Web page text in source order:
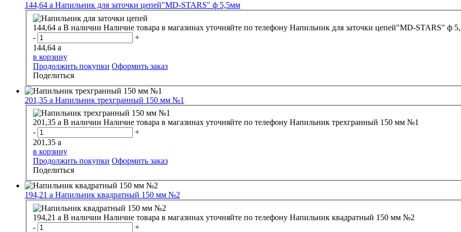
144,64 a Напильник для заточки цепей"MD-STARS" ф 5,5мм
144,64 a В наличии Наличие товара в магазинах уточняйте по телефону Напильник для заточки цепей"MD-STARS" ф
-
+
144,64 a
в корзину
Продолжить покупки Оформить заказ
Поделиться
201,35 a Напильник трехгранный 150 мм №1
201,35 a В наличии Наличие товара в магазинах уточняйте по телефону Напильник трехгранный 150 мм №1
-
+
201,35 a
в корзину
Продолжить покупки Оформить заказ
Поделиться
194,21 a Напильник квадратный 150 мм №2
194,21 a В наличии Наличие товара в магазинах уточняйте по телефону Напильник квадратный 150 мм №2
-
+